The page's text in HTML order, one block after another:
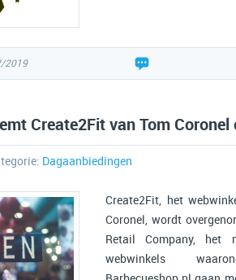
2019
Create2Fit van Tom Coronel
Dagaanbiedingen
Create2Fit, het
Coronel, wordt
Retail Company, het
webwinkels